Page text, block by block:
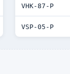
VHK-87-P
VSP-05-P